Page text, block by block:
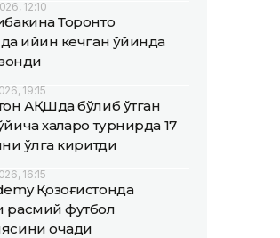
12:10
Торонто
қийин кечган ўйинда
19:15
АҚШда бўлиб ўтган
халқаро турнирда 17
қўлга киритди
16:15
Қозоғистонда
расмий футбол
очади